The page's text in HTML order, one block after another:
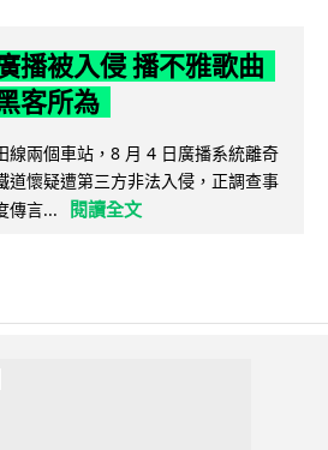
播被入侵 播不雅歌曲
客所為
線兩個車站，8 月 4 日廣播系統離奇
道懷疑遭第三方非法入侵，正調查事
傳言...
閱讀全文